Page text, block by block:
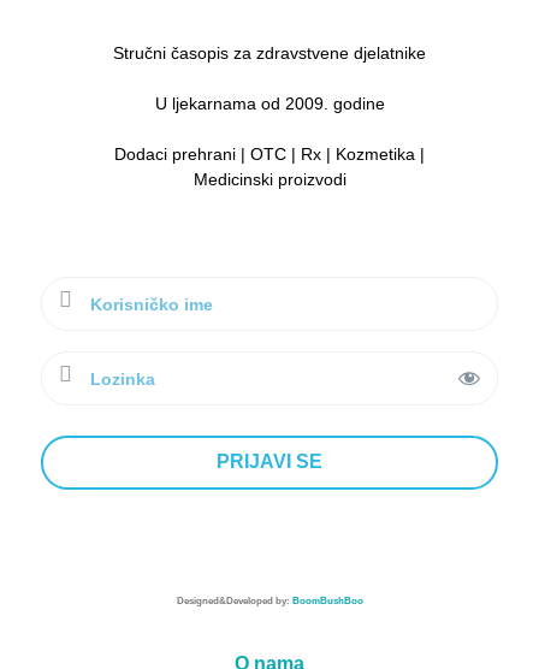
Stručni časopis za zdravstvene djelatnike
U ljekarnama od 2009. godine
Dodaci prehrani | OTC | Rx | Kozmetika |
Medicinski proizvodi
Designed&Developed by: BoomBushBoo
O nama